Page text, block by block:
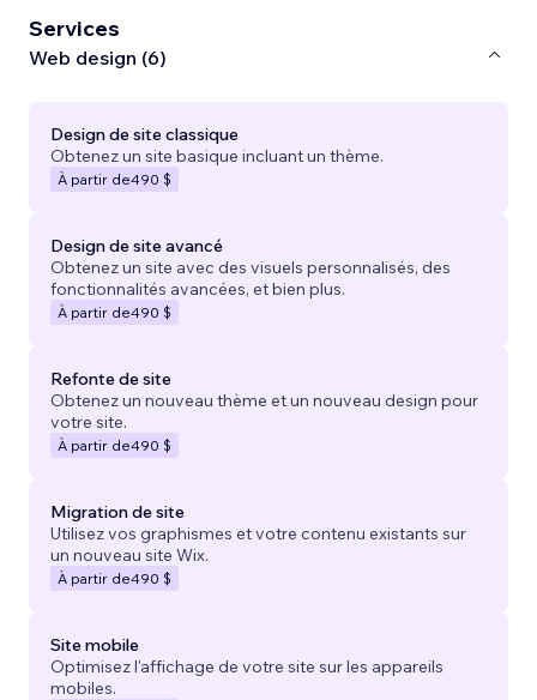
Services
Web design (6)
Design de site classique
Obtenez un site basique incluant un thème.
À partir de490 $
Design de site avancé
Obtenez un site avec des visuels personnalisés, des
fonctionnalités avancées, et bien plus.
À partir de490 $
Refonte de site
Obtenez un nouveau thème et un nouveau design pour
votre site.
À partir de490 $
Migration de site
Utilisez vos graphismes et votre contenu existants sur
un nouveau site Wix.
À partir de490 $
Site mobile
Optimisez l'affichage de votre site sur les appareils
mobiles.